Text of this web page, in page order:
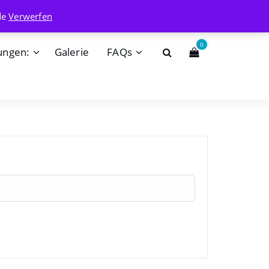
Galerie FAQs
0
Verwerfen